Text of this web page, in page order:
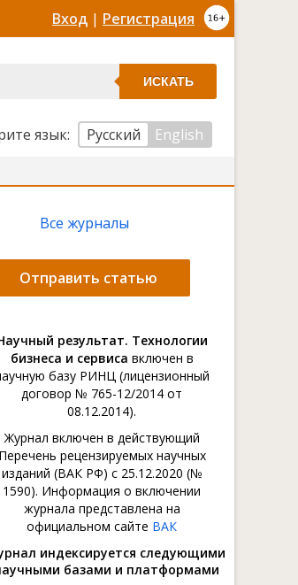
Вход | Регистрация
ИСКАТЬ
язык: Русский
English
Все журналы
Отправить статью
результат. Технологии
бизнеса и сервиса включен в
базу РИНЦ (лицензионный
договор № 765-12/2014 от
08.12.2014).
Журнал включен в действующий
Перечень рецензируемых научных
изданий (ВАК РФ) с 25.12.2020 (№
1590). Информация о включении
журнала представлена на
официальном сайте ВАК
индексируется следующими
базами и платформами